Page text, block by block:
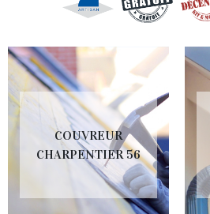
COUVREUR
CHARPENTIER 56